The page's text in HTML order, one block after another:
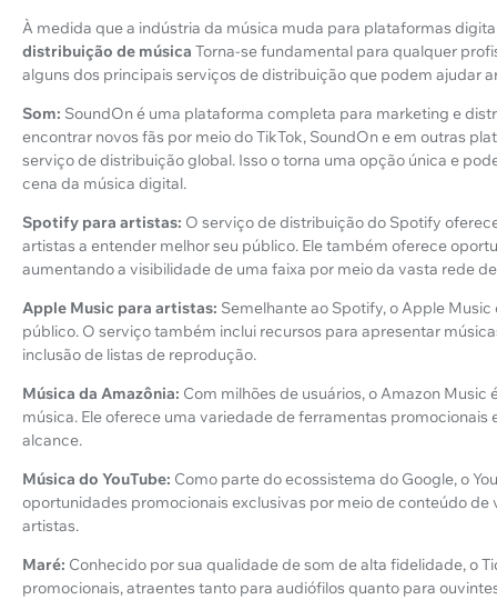
À medida que a indústria da música muda para plataformas
distribuição de música Torna-se fundamental para qualquer
alguns dos principais serviços de distribuição que podem ajudar
Som: SoundOn é uma plataforma completa para marketing e
encontrar novos fãs por meio do TikTok, SoundOn e em outras
serviço de distribuição global. Isso o torna uma opção única e
cena da música digital.
Spotify para artistas: O serviço de distribuição do Spotify
artistas a entender melhor seu público. Ele também oferece
aumentando a visibilidade de uma faixa por meio da vasta rede
Apple Music para artistas: Semelhante ao Spotify, o Apple
público. O serviço também inclui recursos para apresentar
inclusão de listas de reprodução.
Música da Amazônia: Com milhões de usuários, o Amazon
música. Ele oferece uma variedade de ferramentas promocionais
alcance.
Música do YouTube: Como parte do ecossistema do Google, o
oportunidades promocionais exclusivas por meio de conteúdo
artistas.
Maré: Conhecido por sua qualidade de som de alta fidelidade, o
promocionais, atraentes tanto para audiófilos quanto para